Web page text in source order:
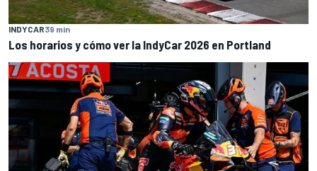
INDYCAR39 min
Los horarios y cómo ver la IndyCar 2026 en Portland